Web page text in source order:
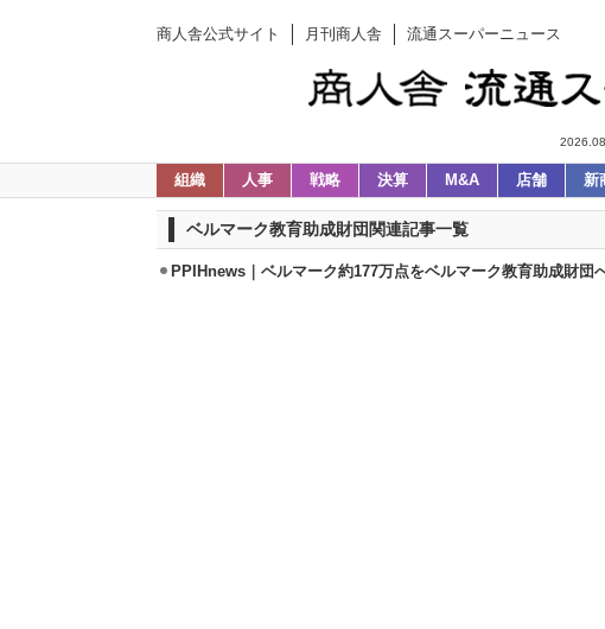
商人舎公式サイト 月刊商人舎 流通スーパーニュース
組織 人事 戦略 決算 M&A 店舗 新
ベルマーク教育助成財団関連記事一覧
PPIHnews｜ベルマーク約177万点をベルマーク教育助成財団